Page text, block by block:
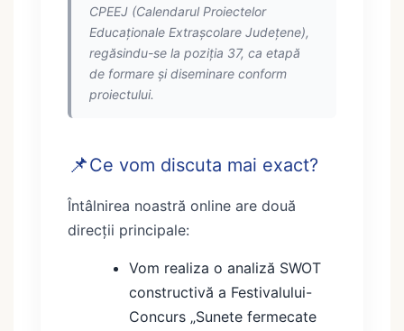
CPEEJ (Calendarul Proiectelor
Educaționale Extrașcolare Județene),
regăsindu-se la poziția 37, ca etapă
de formare și diseminare conform
proiectului.
📌Ce vom discuta mai exact?
Întâlnirea noastră online are două
direcții principale:
Vom realiza o analiză SWOT
constructivă a Festivalului-
Concurs „Sunete fermecate